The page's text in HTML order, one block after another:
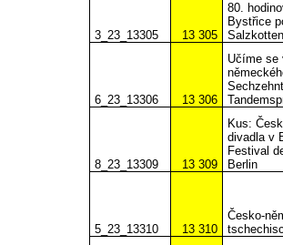
3_23_13305 13 305
80.
Bystřice
6_23_13306 13 306
Učíme se
8_23_13309 13 309
Kus:
divadla v
Festival
Berlin
5_23_13310 13 310
Česko-